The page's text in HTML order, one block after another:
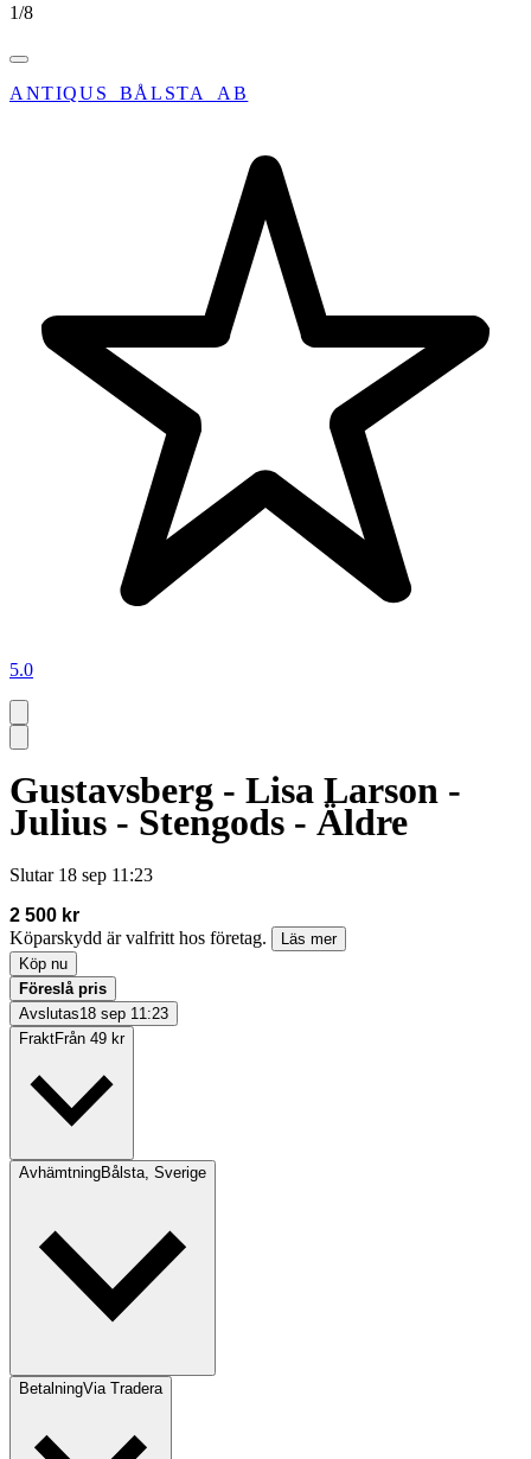
1/8
ANTIQUS_BÅLSTA_AB
5.0
Gustavsberg - Lisa Larson -
Julius - Stengods - Äldre
Slutar 18 sep 11:23
2 500 kr
Köparskydd är valfritt hos företag.
Läs mer
Köp nu
Föreslå pris
Avslutas18 sep 11:23
FraktFrån 49 kr
AvhämtningBålsta, Sverige
BetalningVia Tradera